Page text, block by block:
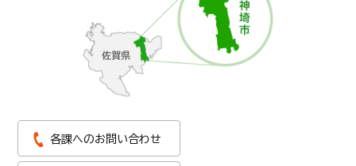
各課へのお問い合わせ